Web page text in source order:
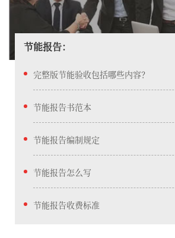
节能报告：
完整版节能验收包括哪些内容？
节能报告书范本
节能报告编制规定
节能报告怎么写
节能报告收费标准